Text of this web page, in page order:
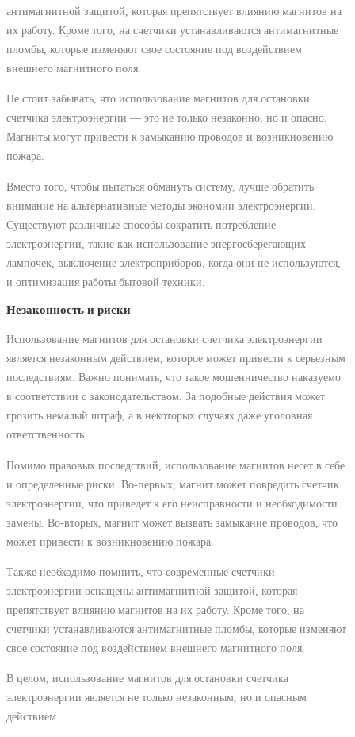
антимагнитной защитой, которая препятствует влиянию магнитов на
их работу. Кроме того, на счетчики устанавливаются антимагнитные
пломбы, которые изменяют свое состояние под воздействием
внешнего магнитного поля.
Не стоит забывать, что использование магнитов для остановки
счетчика электроэнергии ― это не только незаконно, но и опасно.
Магниты могут привести к замыканию проводов и возникновению
пожара.
Вместо того, чтобы пытаться обмануть систему, лучше обратить
внимание на альтернативные методы экономии электроэнергии.
Существуют различные способы сократить потребление
электроэнергии, такие как использование энергосберегающих
лампочек, выключение электроприборов, когда они не используются,
и оптимизация работы бытовой техники.
Незаконность и риски
Использование магнитов для остановки счетчика электроэнергии
является незаконным действием, которое может привести к серьезным
последствиям. Важно понимать, что такое мошенничество наказуемо
в соответствии с законодательством. За подобные действия может
грозить немалый штраф, а в некоторых случаях даже уголовная
ответственность.
Помимо правовых последствий, использование магнитов несет в себе
и определенные риски. Во-первых, магнит может повредить счетчик
электроэнергии, что приведет к его неисправности и необходимости
замены. Во-вторых, магнит может вызвать замыкание проводов, что
может привести к возникновению пожара.
Также необходимо помнить, что современные счетчики
электроэнергии оснащены антимагнитной защитой, которая
препятствует влиянию магнитов на их работу. Кроме того, на
счетчики устанавливаются антимагнитные пломбы, которые изменяют
свое состояние под воздействием внешнего магнитного поля.
В целом, использование магнитов для остановки счетчика
электроэнергии является не только незаконным, но и опасным
действием.